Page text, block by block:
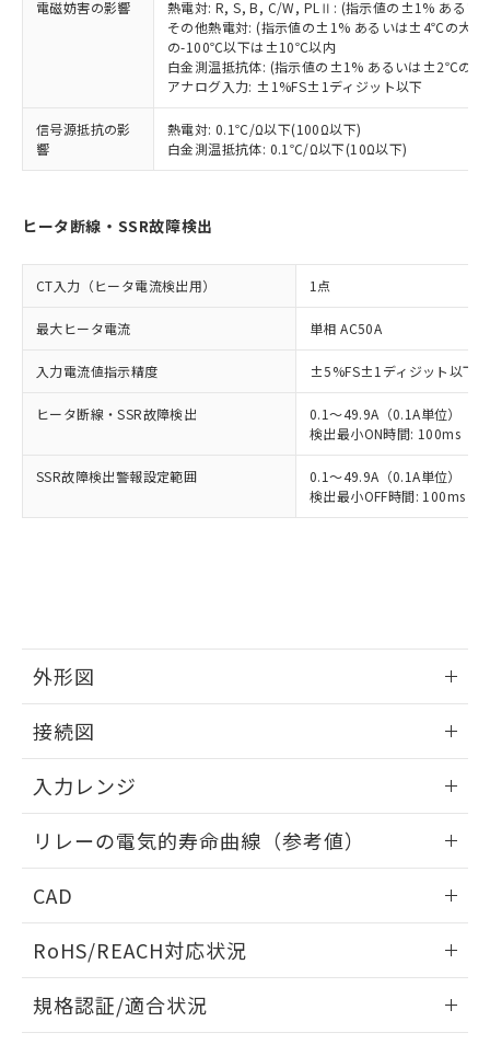
電磁妨害の影響
熱電対: R, S, B, C/W, PLⅡ: (指示値の±1% ある
その他熱電対: (指示値の±1% あるいは±4℃の大き
の-100℃以下は±10℃以内
白金測温抵抗体: (指示値の±1% あるいは±2℃の大
アナログ入力: ±1%FS±1ディジット以下
信号源抵抗の影
響
熱電対: 0.1℃/Ω以下(100Ω以下)
白金測温抵抗体: 0.1℃/Ω以下(10Ω以下)
ヒータ断線・SSR故障検出
CT入力（ヒータ電流検出用） 1点
最大ヒータ電流 単相 AC50A
入力電流値指示精度 ±5%FS±1ディジット以下
ヒータ断線・SSR故障検出
0.1～49.9A（0.1A単位）
検出最小ON時間: 100ms（
SSR故障検出警報設定範囲
0.1～49.9A（0.1A単位）
検出最小OFF時間: 100ms（
外形図
接続図
入力レンジ
リレーの電気的寿命曲線（参考値）
CAD
ドすることができます。
ログイン/会員登録
RoHS/REACH対応状況
EU RoHS 注意事項・凡例
規格認証/適合状況
していることから、特段のことがない限
り、2022年1月12日より割愛しておりま